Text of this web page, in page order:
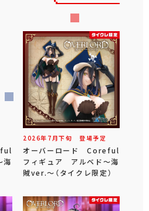
海
2026年 7 月下旬 登場予定
オーバーロード Coreful
フィギュア アルベド～海
賊ver.～（タイクレ限定）